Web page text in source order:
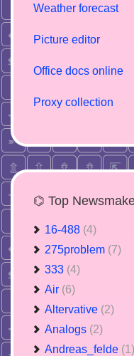
Weather forecast
Picture editor
Office docs online
Proxy collection
⌬ Top
16-488 (4)
275problem (7)
333 (4)
Air (6)
Altervative (2)
Analogs (2)
Andreas_felde (1)